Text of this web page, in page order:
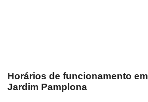
Horários de funcionamento
Jardim Pamplona